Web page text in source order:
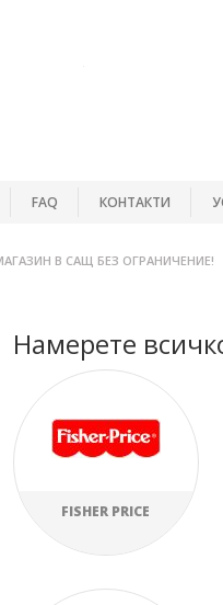
FAQ КОНТАКТИ
В САЩ БЕЗ ОГРАНИЧЕНИЕ!
Намерете
FISHER PRICE